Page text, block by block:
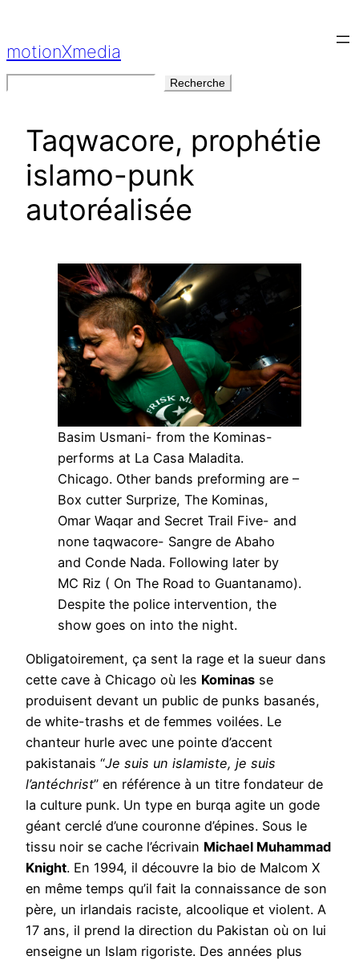
contenu
motionXmedia
Recherche
Taqwacore, prophétie
islamo-punk
autoréalisée
Basim Usmani- from the Kominas-
performs at La Casa Maladita.
Chicago. Other bands preforming are –
Box cutter Surprize, The Kominas,
Omar Waqar and Secret Trail Five- and
none taqwacore- Sangre de Abaho
and Conde Nada. Following later by
MC Riz ( On The Road to Guantanamo).
Despite the police intervention, the
show goes on into the night.
Obligatoirement, ça sent la rage et la sueur dans
cette cave à Chicago où les Kominas se
produisent devant un public de punks basanés,
de white-trashs et de femmes voilées. Le
chanteur hurle avec une pointe d’accent
pakistanais “Je suis un islamiste, je suis
l’antéchrist” en référence à un titre fondateur de
la culture punk. Un type en burqa agite un gode
géant cerclé d’une couronne d’épines. Sous le
tissu noir se cache l’écrivain Michael Muhammad
Knight. En 1994, il découvre la bio de Malcom X
en même temps qu’il fait la connaissance de son
père, un irlandais raciste, alcoolique et violent. A
17 ans, il prend la direction du Pakistan où on lui
enseigne un Islam rigoriste. Des années plus